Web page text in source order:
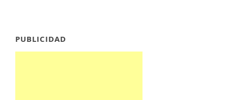
PUBLICIDAD